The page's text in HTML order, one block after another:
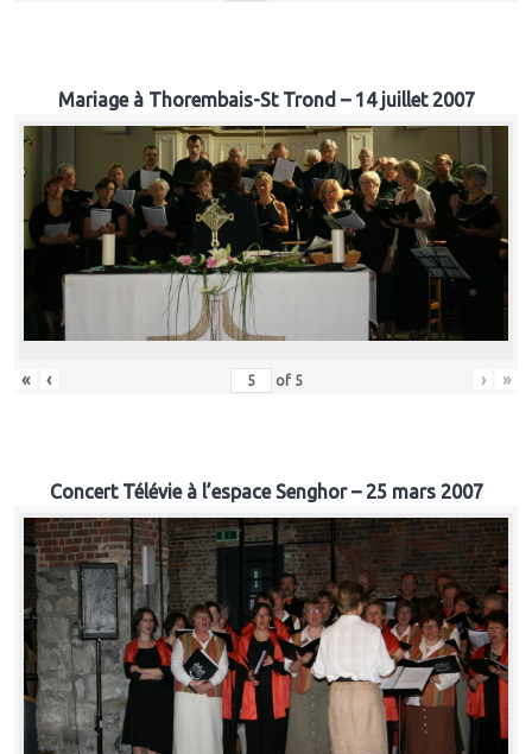
Mariage à Thorembais-St Trond – 14 juillet 2007
« ‹ of 5 › »
Concert Télévie à l’espace Senghor – 25 mars 2007